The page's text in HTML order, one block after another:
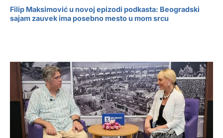
Filip Maksimović u novoj epizodi podkasta: Beogradski
sajam zauvek ima posebno mesto u mom srcu